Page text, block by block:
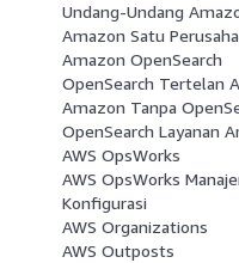
Undang-Undang
Amazon Satu
Amazon OpenSearch
OpenSearch Tertelan
Amazon Tanpa
OpenSearch Layanan
AWS OpsWorks
AWS OpsWorks
Konfigurasi
AWS Organizations
AWS Outposts